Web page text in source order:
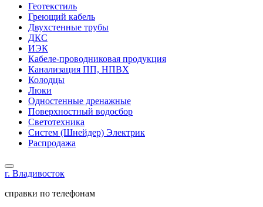
Геотекстиль
Греющий кабель
Двухстенные трубы
ДКС
ИЭК
Кабеле-проводниковая продукция
Канализация ПП, НПВХ
Колодцы
Люки
Одностенные дренажные
Поверхностный водосбор
Светотехника
Систем (Шнейдер) Электрик
Распродажа
г. Владивосток
справки по телефонам